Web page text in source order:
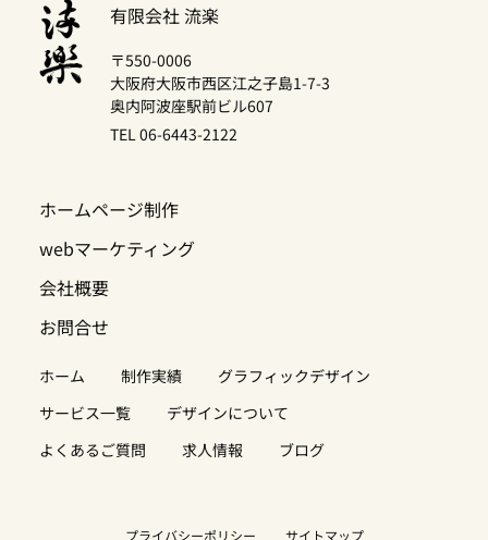
有限会社 流楽
〒550-0006
大阪府大阪市西区江之子島1-7-3
奥内阿波座駅前ビル607
TEL 06-6443-2122
ホームページ制作
webマーケティング
会社概要
お問合せ
ホーム 制作実績
グラフィックデザイン
サービス一覧
デザインについて
よくあるご質問
求人情報 ブログ
プライバシーポリシー サイトマップ